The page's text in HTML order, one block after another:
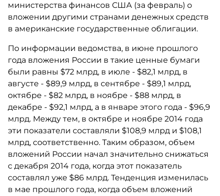
министерства финансов США (за февраль) о
вложении другими странами денежных средств
в американские государственные облигации.
По информации ведомства, в июне прошлого
года вложения России в такие ценные бумаги
были равны $72 млрд, в июле - $82,1 млрд, в
августе - $89,9 млрд, в сентябре - $89,1 млрд,
октябре - $82 млрд, в ноябре - $88 млрд, в
декабре - $92,1 млрд, а в январе этого года - $96,9
млрд. Между тем, в октябре и ноябре 2014 года
эти показатели составляли $108,9 млрд и $108,1
млрд, соответственно. Таким образом, объем
вложений России начал значительно снижаться
с декабря 2014 года, когда этот показатель
составлял уже $86 млрд. Тенденция изменилась
в мае прошлого года, когда объем вложений